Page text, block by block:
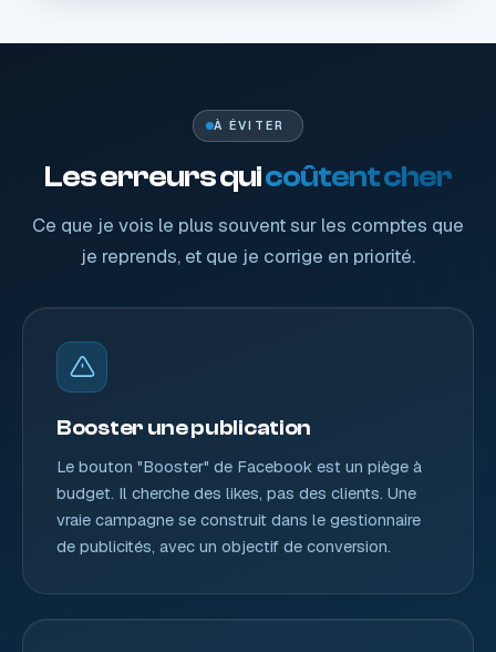
À ÉVITER
Les erreurs quicoûtent cher
Ce que je vois le plus souvent sur les comptes que
je reprends, et que je corrige en priorité.
Booster une publication
Le bouton "Booster" de Facebook est un piège à
budget. Il cherche des likes, pas des clients. Une
vraie campagne se construit dans le gestionnaire
de publicités, avec un objectif de conversion.